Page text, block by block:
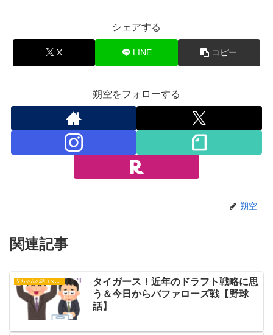
シェアする
X LINE コピー
朔空をフォローする
朔空
関連記事
父ちゃんの話（タイガース）
タイガース！近年のドラフト戦略に思
う＆今日からバファローズ戦【野球
話】